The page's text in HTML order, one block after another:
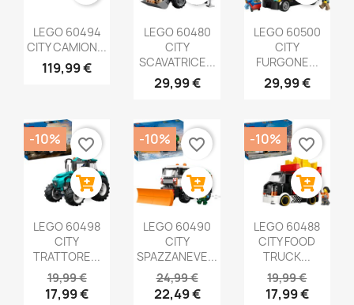
LEGO 60494
CITY CAMION...
119,99 €
LEGO 60480
CITY
SCAVATRICE...
29,99 €
LEGO 60500
CITY
FURGONE...
29,99 €
LEGO 60498
CITY
TRATTORE...
19,99 €
17,99 €
-10% favorite_border
LEGO 60490
CITY
SPAZZANEVE...
24,99 €
22,49 €
-10% favorite_border
LEGO 60488
CITY FOOD
TRUCK...
19,99 €
17,99 €
-10% favorite_border